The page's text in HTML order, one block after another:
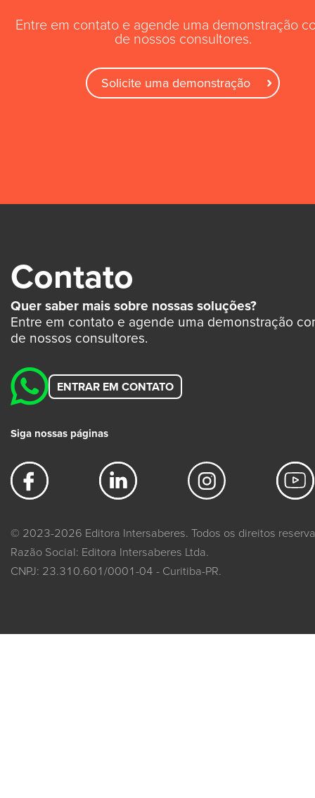
Entre em contato e agende uma demonstração
de nossos consultores.
Solicite uma demonstração
Contato
Quer saber mais sobre nossas soluções?
Entre em contato e agende uma demonstração
de nossos consultores.
ENTRAR EM CONTATO
Siga nossas páginas
© 2023-2026 Editora Intersaberes. Todos os direitos
Razão Social: Editora Intersaberes Ltda.
CNPJ: 23.310.601/0001-04 - Curitiba-PR.